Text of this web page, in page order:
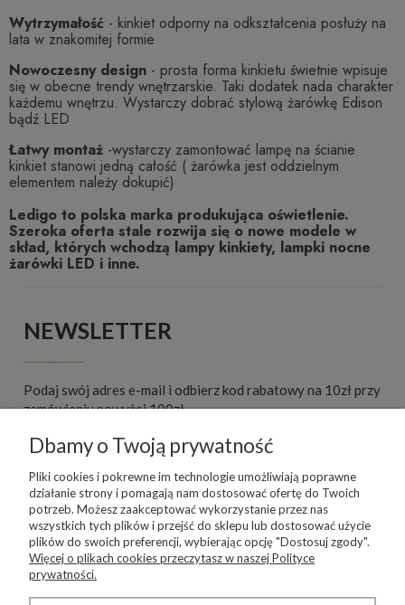
Wytrzymałość - kinkiet odporny na odkształcenia posłuży na
lata w znakomitej formie
Nowoczesny design - prosta forma kinkietu świetnie wpisuje
się w obecne trendy wnętrzarskie. Taki dodatek nada charakter
każdemu wnętrzu. Wystarczy dobrać stylową żarówkę Edison
bądź LED
Łatwy montaż -wystarczy zamontować lampę na ścianie
kinkiet stanowi jedną całość ( żarówka jest oddzielnym
elementem należy dokupić)
Ledigo to polska marka produkująca oświetlenie.
Szeroka oferta stale rozwija się o nowe modele w
skład, których wchodzą lampy kinkiety, lampki nocne
żarówki LED i inne.
NEWSLETTER
Podaj swój adres e-mail i odbierz kod rabatowy na 10zł przy
zamówieniu powyżej 100zł.
WARUNKI ZAKUPÓW
Dbamy o Twoją prywatność
Pliki cookies i pokrewne im technologie umożliwiają poprawne
działanie strony i pomagają nam dostosować ofertę do Twoich
potrzeb. Możesz zaakceptować wykorzystanie przez nas
wszystkich tych plików i przejść do sklepu lub dostosować użycie
plików do swoich preferencji, wybierając opcję "Dostosuj zgody".
Więcej o plikach cookies przeczytasz w naszej Polityce
prywatności.